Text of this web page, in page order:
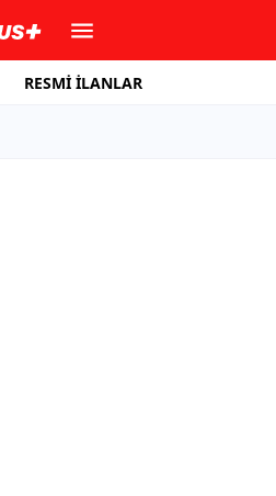
RESMİ İLANLAR